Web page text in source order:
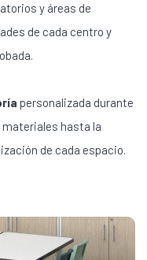
y áreas de
de cada centro y
personalizada durante
materiales hasta la
de cada espacio.